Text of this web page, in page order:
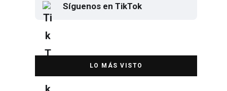
Síguenos en TikTok
DESTACADA
Elton John regresa a CDMX para
despedirse en el Estadio Banorte